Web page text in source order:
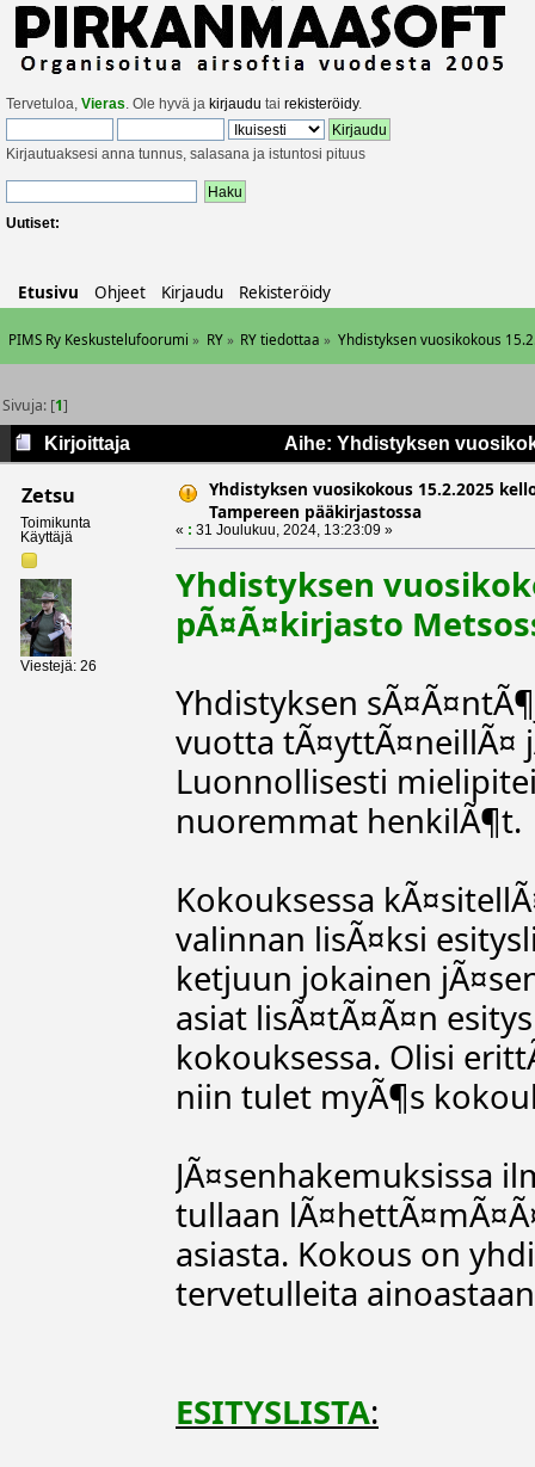
Tervetuloa, Vieras. Ole hyvä ja kirjaudu tai rekisteröidy.
Kirjautuaksesi anna tunnus, salasana ja istuntosi pituus
Uutiset:
Etusivu Ohjeet Kirjaudu Rekisteröidy
PIMS Ry Keskustelufoorumi » RY» RY tiedottaa » Yhdistyksen vuosikokous
Sivuja: [1]
Kirjoittaja
Aihe: Yhdistyksen
Zetsu
Toimikunta
Käyttäjä
Viestejä: 26
Yhdistyksen vuosikokous 15.2.2025
Tampereen pääkirjastossa
« : 31 Joulukuu, 2024, 13:23:09 »
Yhdistyksen
pÃ¤Ã¤kirjasto
Yhdistyksen
vuotta tÃ¤yttÃ¤neillÃ¤
Luonnollisesti
nuoremmat henkilÃ¶t.
Kokouksessa
valinnan lisÃ¤ksi
ketjuun jokainen
asiat lisÃ¤tÃ¤Ã¤n
kokouksessa. Olisi
niin tulet myÃ¶s
JÃ¤senhakemuksissa
tullaan
asiasta. Kokous on
tervetulleita
ESITYSLISTA: